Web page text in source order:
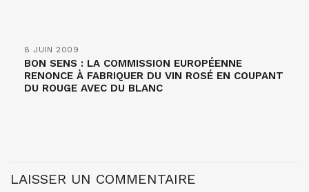
8 JUIN 2009
BON SENS : LA COMMISSION EUROPÉENNE
RENONCE À FABRIQUER DU VIN ROSÉ EN COUPANT
DU ROUGE AVEC DU BLANC
LAISSER UN COMMENTAIRE